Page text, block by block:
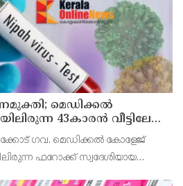
മെഡിക്കൽ
43കാരൻ വീട്ടിലേക്ക്
ഗവ. മെഡിക്കൽ കോളേജ്
ഫറോക്ക് സ്വദേശിയായ